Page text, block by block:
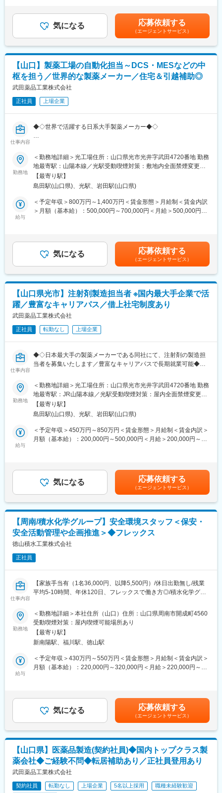
創業60年を超える老舗企業であり、積水化学工業の母体を持つ、
強固な事業基盤が強みです
◇成長性
住宅業界、自動車業界を中心として多数の業界から引き合いをい
ただいております。国内のみならず海外に目を向け開拓を進めて
おります。
◇働き方
年間休日120日、スーパーフレックスや時間年休制度等、ワーク
ライフバランスを整えながら働くことが可能です。また、業務と
の兼ね合いによりますが、月5日まで好きなタイミングで在宅勤務
◇据付（搬入・組立・調整・取扱い説明）
◇保守（保守契約・点検契約）
◇整備（保守に含まない部品等の交換）
■取扱う医療機器
MRI装置、CT装置、X線撮影装置、超音波診断装置、骨密度測定
装置等
■主なお客様
病院、クリニック等の医療機関
■組織構成：
16名（男性13名・女性3名）平均年齢38歳
お客様が満足する製品・サービス・ソリューションを提供するこ
とで、医療業界の課題を解決し人々の健康や豊かな生活に貢献す
ることができます。
千葉県柏市にある研修施設でサービスエンジニアとしての研修実
施の場合があります。また、ビジネス基礎力向上のため富士フイ
変更の範囲：会社の定める業務
り、選考を通じて上下する可能性があります。月給(月額)は固定手
当を含めた表記です。
気になる 応募依頼する
（エージェントサービス）
【山口】製薬工場の自動化担当～DCS・MESなどの中
枢を担う／世界的な製薬メーカー／住宅＆引越補助◎
武田薬品工業株式会社
正社員 上場企業
仕事内容
◆◇世界で活躍する日系大手製薬メーカー◆◇
光工場におけるオートメーションシステム（DCS／SCADA／
BMS／EMS／Historian／SAILなど）の運用・保守・初期トラブル
対応を担うポジションです。MES・UPIなど複数システムとのイ
ンターフェースも対象とし、CSV、ALCOA、GMPに基づく監査
対応、逸脱調査、CAPA、変更管理など、製薬工場における自動化
領域の品質・安定稼働を支える役割を担います。
・システムユーザー管理、教育実施
・バックアップ、パッチ管理、ライセンス管理
・MES／UPI等、他システムとのインターフェース対応
・バリデート状態確認のための周期的レビュー
・逸脱発生時の調査、CAPA実行
・GMP変更管理の実施、SOP改訂支援
・IT／グローバルエンジニアリングと連携した保守・システムラ
イフサイクル管理
・予測保全、コスト効率改善、運用自動化の推進
※夜間対応・休日対応（必要時）の可能性があります
■キャリア・身につくスキル
・製薬工場のOT/自動化システム運用スキル
・MES、Historian、SCADA、DCSなど複数プラットフォームの
専門知識
・トラブルシュート・CAPA・予測保全の実践力
・グローバルと協働したシステム改善スキル
■居住地について：
・入社にあたって転居が必要な方には引っ越し費用や借上げ社宅
ンクインしています。子育て、医療、生活の利便性等の優れた環
境で、当社の社員も下松市から通勤する方が多いです。
■当社について：
240年の歴史の中でタケダでは常に患者様を中心に考え、世の中
（世界中）の人々により健やかで輝かしい未来をお届けすること
を目指してきました。
変更の範囲：会社の定める業務
勤務地
＜勤務地詳細＞光工場住所：山口県光市光井字武田4720番地 勤務
地最寄駅：山陽本線／光駅受動喫煙対策：敷地内全面禁煙変更の
範囲：会社の定める事業所（リモートワーク含む）
【最寄り駅】
島田駅(山口県)、光駅、岩田駅(山口県)
給与
＜予定年収＞800万円～1,400万円＜賃金形態＞月給制＜賃金内訳
＞月額（基本給）：500,000円～700,000円＜月給＞500,000円～
上下する可能性があります。月給(月額)は固定手当を含めた表記で
す。
気になる 応募依頼する
（エージェントサービス）
【山口県光市】注射剤製造担当者 ※国内最大手企業で活
躍／豊富なキャリアパス／借上社宅制度あり
武田薬品工業株式会社
正社員 転勤なし 上場企業
仕事内容
◆◇日本最大手の製薬メーカーである同社にて、注射剤の製造担
当者を募集いたします／豊富なキャリアパスで長期就業可能◆◇
■業務内容：
・注射剤製造作業／継続的な工程改善
・適切なSOP整備と教育活動
・製造工程や設備のバリデーション／クオリフィケーション
・当局の査察の対応
※新設備、新プロセスの設計と立ち上げやデジタル技術など新技術
を用いた工程最適化の推進にも携わることがあり、医薬品製造の
配属グループに応じて2交代勤務、3交代勤務になります。
・7:00～21:00の間のシフト（マイクロカプセルG）
・6:00～24:00の間のシフト（シリンジ製剤G）
※勤務日に土日祝日が含まれます。
■豊富なキャリアパス：
光工場には、専門性を高める働き方、複数の部署を経験して事業
全体の知識を深める働き方など、多様なキャリアパスがありま
す。一人ひとりが充実したキャリアを構築するために必要なトレ
ーニングや開発プログラムを用意し、グローバルチームの一員と
してあなたが輝ける場所を提供します。
■居住地について：
（もしくは住宅手当）等の補助がございます（条件あり)
◎山口県光市は、新大阪から新幹線を利用して2時間強ほどの場所
にあります。となりの下松市は2022年「住みよさランキング」で
全国13位にランクインしており、子育て、医療、生活の利便性等
■募集部門の紹介：
・配属するステライルマニュファクチャリング部は、注射剤製造
とプロセスサポートの機能を有し、高品質な製品（バイアル製
剤、デュアルチャンバーシリンジ）を製造し、継続的なプロセス
改善および新規製造ラインの立上げ業務も行うマルチな活動をし
ている部署です。
変更の範囲：会社の定める業務
勤務地
＜勤務地詳細＞光工場住所：山口県光市光井字武田4720番地 勤務
地最寄駅：JR山陽本線／光駅受動喫煙対策：屋内全面禁煙変更の
範囲：会社の定める事業所
【最寄り駅】
島田駅(山口県)、光駅、岩田駅(山口県)
給与
＜予定年収＞450万円～850万円＜賃金形態＞月給制＜賃金内訳＞
月額（基本給）：200,000円～500,000円＜月給＞200,000円～
を通じて上下する可能性があります。月給(月額)は固定手当を含み
ます。 気になる 応募依頼する
（エージェントサービス）
【周南/積水化学グループ】安全環境スタッフ＜保安・
安全活動管理や企画推進＞◆フレックス
徳山積水工業株式会社
正社員
仕事内容
【家族手当有（1名36,000円、以降5,500円）/休日出勤無し/残業
平均5-10時間、年休120日、フレックスで働き方◎/積水化学グル
■業務概要
化学メーカーでの保安・安全・環境活動の管理・推進、社内外へ
の折衝業務をお任せいたします！
ご経験/適正によりいずれかの推進担当を担って頂きます。
■業務内容：
【保安・安全】
安全衛生管理やリスクの抽出、対策立案。各部署へ保安・安全に
関する視察・啓蒙。防災訓練の企画、指導
【環境】
・環境保全活動に関する企画、立案、推進。社内廃棄物、CO2や
エネルギー関係の管理など
・危険物、高圧ガス関係の申請。各役所への申請資料作成、提
出、折衝。
勤務地
＜勤務地詳細＞本社住所（山口）住所：山口県周南市開成町4560
受動喫煙対策：屋内喫煙可能場所あり
【最寄り駅】
新南陽駅、福川駅、徳山駅
給与
＜予定年収＞430万円～550万円＜賃金形態＞月給制＜賃金内訳＞
月額（基本給）：220,000円～320,000円＜月給＞220,000円～
員 ＝ 約600万（家族手当2名）■年収構成：月給12ヶ月、残業
10時間/月、賞与5.5ヶ月賃金はあくまでも目安の金額であり、選
考を通じて上下する可能性があります。月給(月額)は固定手当を含
めた表記です。
気になる 応募依頼する
（エージェントサービス）
【山口県】医薬品製造(契約社員)◆国内トップクラス製
薬会社◆ご経験不問◆転居補助あり／正社員登用あり
武田薬品工業株式会社
契約社員 転勤なし 上場企業 5名以上採用
職種未経験歓迎